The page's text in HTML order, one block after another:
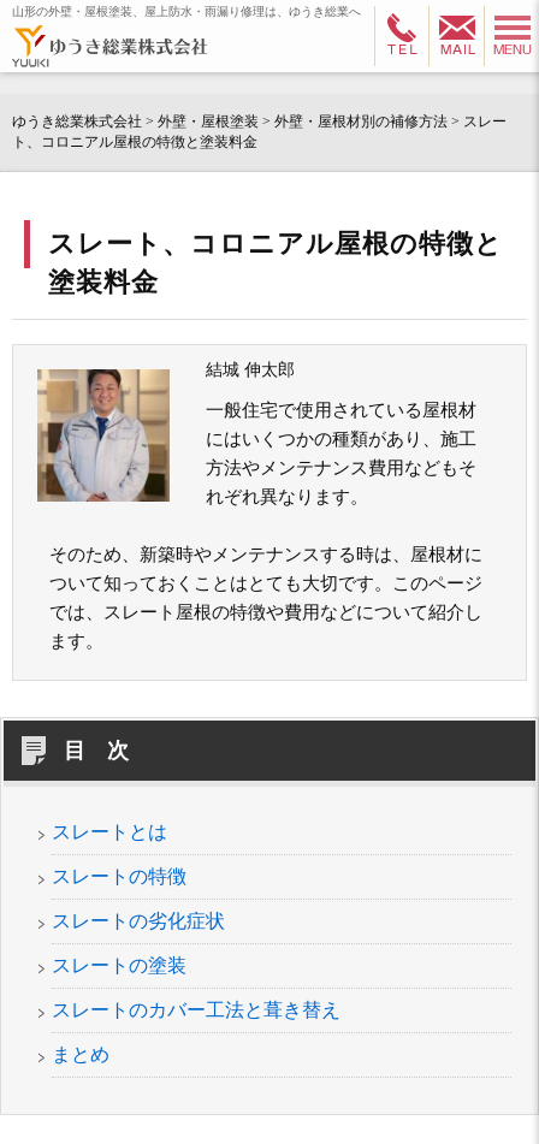
山形の外壁・屋根塗装、屋上防水・雨漏り修理は、ゆうき総業へ
ゆうき総業株式会社 > 外壁・屋根塗装 > 外壁・屋根材別の補修方法 > スレー
ト、コロニアル屋根の特徴と塗装料金
スレート、コロニアル屋根の特徴と
塗装料金
結城 伸太郎
一般住宅で使用されている屋根材
にはいくつかの種類があり、施工
方法やメンテナンス費用などもそ
れぞれ異なります。
そのため、新築時やメンテナンスする時は、屋根材に
ついて知っておくことはとても大切です。このページ
では、スレート屋根の特徴や費用などについて紹介し
ます。
目 次
スレートとは
スレートの特徴
スレートの劣化症状
スレートの塗装
スレートのカバー工法と葺き替え
まとめ